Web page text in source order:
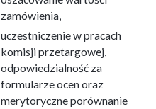
zamówienia,
uczestniczenie w pracach
komisji przetargowej,
odpowiedzialność za
formularze ocen oraz
merytoryczne porównanie